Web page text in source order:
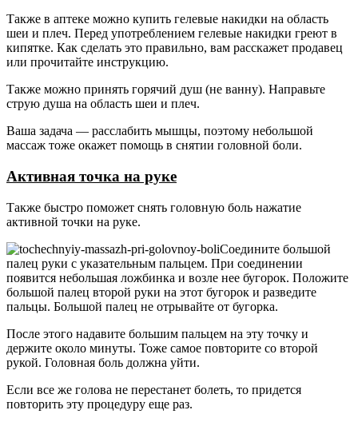
Также в аптеке можно купить гелевые накидки на область
шеи и плеч. Перед употреблением гелевые накидки греют в
кипятке. Как сделать это правильно, вам расскажет продавец
или прочитайте инструкцию.
Также можно принять горячий душ (не ванну). Направьте
струю душа на область шеи и плеч.
Ваша задача — расслабить мышцы, поэтому небольшой
массаж тоже окажет помощь в снятии головной боли.
Активная точка на руке
Также быстро поможет снять головную боль нажатие
активной точки на руке.
Соедините большой
палец руки с указательным пальцем. При соединении
появится небольшая ложбинка и возле нее бугорок. Положите
большой палец второй руки на этот бугорок и разведите
пальцы. Большой палец не отрывайте от бугорка.
После этого надавите большим пальцем на эту точку и
держите около минуты. Тоже самое повторите со второй
рукой. Головная боль должна уйти.
Если все же голова не перестанет болеть, то придется
повторить эту процедуру еще раз.